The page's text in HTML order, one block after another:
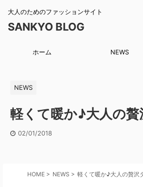
大人のためのファッションサイト
SANKYO BLOG
ホーム NEWS
NEWS
軽くて暖か♪大人の
02/01/2018
HOME > NEWS > 軽くて暖か♪大人の贅沢